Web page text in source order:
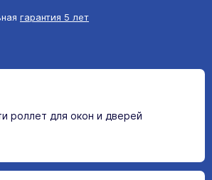
гарантия 5 лет
роллет для окон и дверей